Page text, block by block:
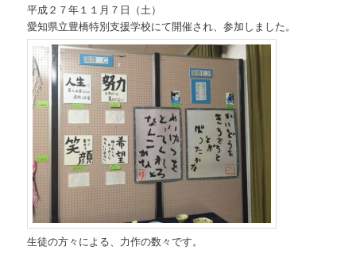
平成２７年１１月７日（土）
愛知県立豊橋特別支援学校にて開催され、参加しました。
生徒の方々による、力作の数々です。